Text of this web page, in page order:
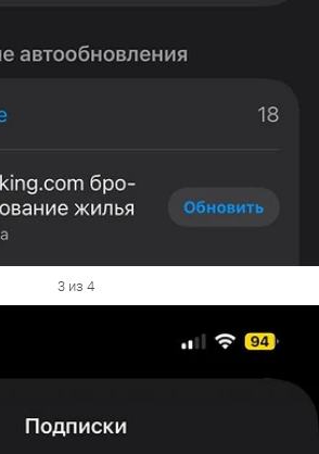
3 из 4